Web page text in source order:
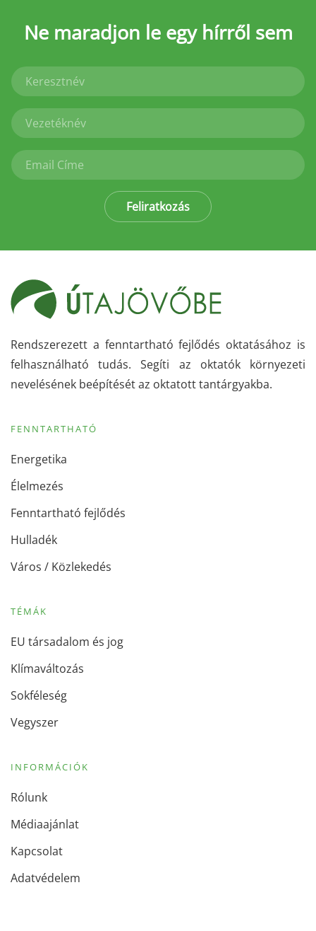
Ne maradjon le egy hírről sem
Feliratkozás
Rendszerezett a fenntartható fejlődés oktatásához is
felhasználható tudás. Segíti az oktatók környezeti
nevelésének beépítését az oktatott tantárgyakba.
FENNTARTHATÓ
Energetika
Élelmezés
Fenntartható fejlődés
Hulladék
Város / Közlekedés
TÉMÁK
EU társadalom és jog
Klímaváltozás
Sokféleség
Vegyszer
INFORMÁCIÓK
Rólunk
Médiaajánlat
Kapcsolat
Adatvédelem